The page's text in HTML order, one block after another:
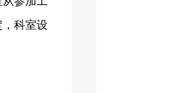
，科室设